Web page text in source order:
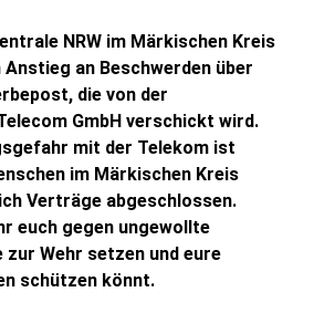
NRW im Märkischen Kreis
an Beschwerden über
die von der
GmbH verschickt wird.
mit der Telekom ist
im Märkischen Kreis
Verträge abgeschlossen.
euch gegen ungewollte
Wehr setzen und eure
schützen könnt.